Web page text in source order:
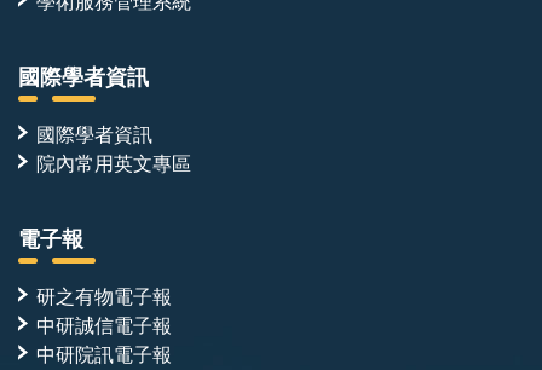
國際學者資訊
國際學者資訊
院內常用英文專區
電子報
研之有物電子報
中研誠信電子報
中研院訊電子報